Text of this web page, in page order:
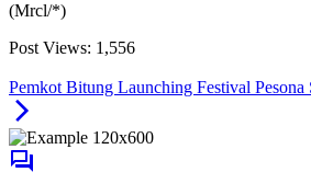
(Mrcl/*)
Post Views: 1,556
Pemkot Bitung Launching Festival Pesona